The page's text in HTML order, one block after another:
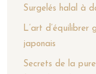
Surgelés halal à
L’art d’équilibrer
japonais
Secrets de la